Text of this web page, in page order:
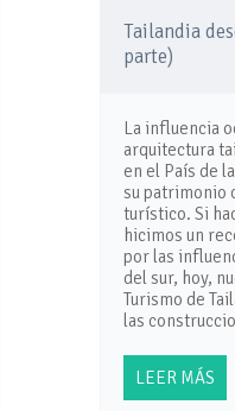
Tailandia
parte)
La influencia
arquitectura
en el País de
su patrimonio
turístico. Si
hicimos un
por las
del sur, hoy,
Turismo de
las
LEER MÁS